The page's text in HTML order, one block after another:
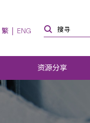
繁 ENG
资源分享